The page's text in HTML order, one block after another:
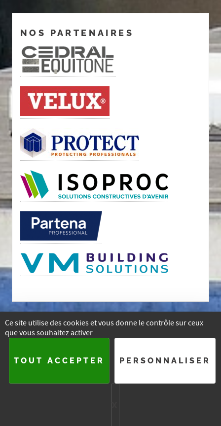
Ce site utilise des cookies et vous donne le contrôle sur ceux
que vous souhaitez activer
TOUT ACCEPTER PERSONNALISER
NOS PARTENAIRES
E-mailFacebookInstagramLinkedin